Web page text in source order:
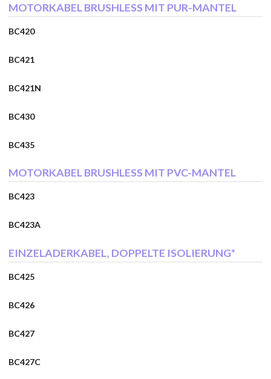
MOTORKABEL BRUSHLESS MIT PUR-MANTEL
BC420
BC421
BC421N
BC430
BC435
MOTORKABEL BRUSHLESS MIT PVC-MANTEL
BC423
BC423A
EINZELADERKABEL, DOPPELTE ISOLIERUNG*
BC425
BC426
BC427
BC427C